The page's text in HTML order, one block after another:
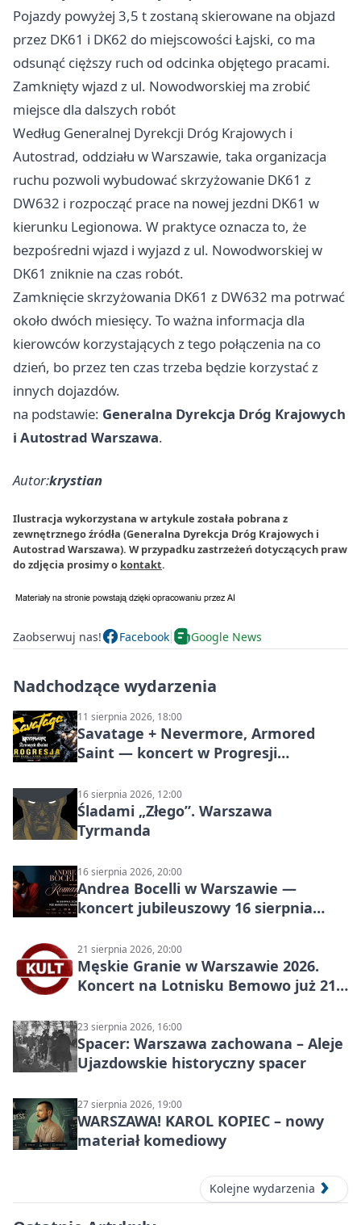
Pojazdy powyżej 3,5 t zostaną skierowane na objazd
przez DK61 i DK62 do miejscowości Łajski, co ma
odsunąć cięższy ruch od odcinka objętego pracami.
Zamknięty wjazd z ul. Nowodworskiej ma zrobić
miejsce dla dalszych robót
Według Generalnej Dyrekcji Dróg Krajowych i
Autostrad, oddziału w Warszawie, taka organizacja
ruchu pozwoli wybudować skrzyżowanie DK61 z
DW632 i rozpocząć prace na nowej jezdni DK61 w
kierunku Legionowa. W praktyce oznacza to, że
bezpośredni wjazd i wyjazd z ul. Nowodworskiej w
DK61 zniknie na czas robót.
Zamknięcie skrzyżowania DK61 z DW632 ma potrwać
około dwóch miesięcy. To ważna informacja dla
kierowców korzystających z tego połączenia na co
dzień, bo przez ten czas trzeba będzie korzystać z
innych dojazdów.
na podstawie: Generalna Dyrekcja Dróg Krajowych
i Autostrad Warszawa.
Autor:krystian
Ilustracja wykorzystana w artykule została pobrana z
zewnętrznego źródła (Generalna Dyrekcja Dróg Krajowych i
Autostrad Warszawa). W przypadku zastrzeżeń dotyczących praw
do zdjęcia prosimy o kontakt.
Zaobserwuj nas! Facebook Google News
Nadchodzące wydarzenia
11 sierpnia 2026, 18:00
Savatage + Nevermore, Armored
Saint — koncert w Progresji
16 sierpnia 2026, 12:00
Śladami „Złego”. Warszawa
Tyrmanda
16 sierpnia 2026, 20:00
Andrea Bocelli w Warszawie —
koncert jubileuszowy 16 sierpnia
21 sierpnia 2026, 20:00
Męskie Granie w Warszawie 2026.
Koncert na Lotnisku Bemowo już 21
23 sierpnia 2026, 16:00
Spacer: Warszawa zachowana – Aleje
Ujazdowskie historyczny spacer
27 sierpnia 2026, 19:00
WARSZAWA! KAROL KOPIEC – nowy
materiał komediowy
Kolejne wydarzenia